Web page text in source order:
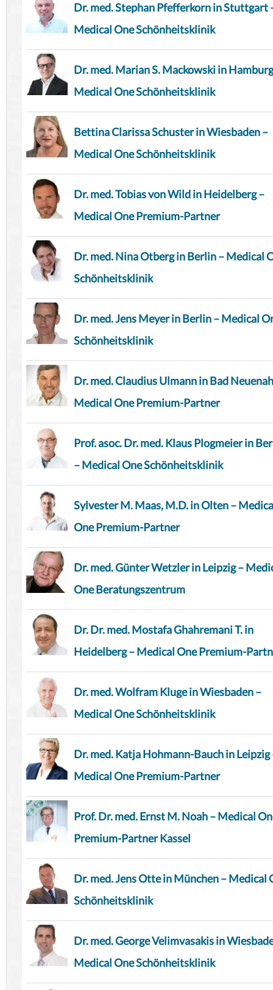
Dr. med. Stephan Pfefferkorn in Stuttgart
Medical One Schönheitsklinik
Dr. med. Marian S. Mackowski in
Medical One Schönheitsklinik
Bettina Clarissa Schuster in Wiesbaden –
Medical One Schönheitsklinik
Dr. med. Tobias von Wild in Heidelberg –
Medical One Premium-Partner
Dr. med. Nina Otberg in Berlin – Medical
Schönheitsklinik
Dr. med. Jens Meyer in Berlin – Medical
Schönheitsklinik
Dr. med. Claudius Ulmann in Bad
Medical One Premium-Partner
Prof. asoc. Dr. med. Klaus Plogmeier in
– Medical One Schönheitsklinik
Sylvester M. Maas, M.D. in Olten –
One Premium-Partner
Dr. med. Günter Wetzler in Leipzig –
One Beratungszentrum
Dr. Dr. med. Mostafa Ghahremani T. in
Heidelberg – Medical One Premium-
Dr. med. Wolfram Kluge in Wiesbaden –
Medical One Schönheitsklinik
Dr. med. Katja Hohmann-Bauch in Leipzig
Medical One Premium-Partner
Prof. Dr. med. Ernst M. Noah – Medical
Premium-Partner Kassel
Dr. med. Jens Otte in München – Medical
Schönheitsklinik
Dr. med. George Velimvasakis in
Medical One Schönheitsklinik